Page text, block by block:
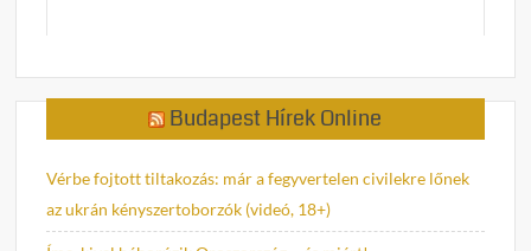
Budapest Hírek Online
Vérbe fojtott tiltakozás: már a fegyvertelen civilekre lőnek
az ukrán kényszertoborzók (videó, 18+)